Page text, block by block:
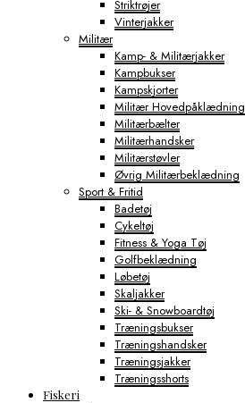
Striktrøjer
Vinterjakker
Militær
Kamp- & Militærjakker
Kampbukser
Kampskjorter
Militær Hovedpåklædning
Militærbælter
Militærhandsker
Militærstøvler
Øvrig Militærbeklædning
Sport & Fritid
Badetøj
Cykeltøj
Fitness & Yoga Tøj
Golfbeklædning
Løbetøj
Skaljakker
Ski- & Snowboardtøj
Træningsbukser
Træningshandsker
Træningsjakker
Træningsshorts
Fiskeri